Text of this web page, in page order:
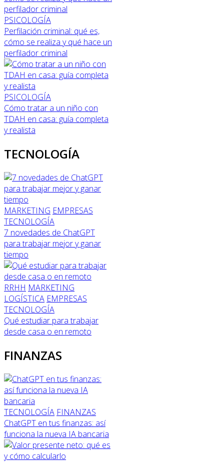
PSICOLOGÍA
Perfilación criminal: qué es,
cómo se realiza y qué hace un
perfilador criminal
PSICOLOGÍA
Cómo tratar a un niño con
TDAH en casa: guía completa
y realista
TECNOLOGÍA
MARKETING EMPRESAS
TECNOLOGÍA
7 novedades de ChatGPT
para trabajar mejor y ganar
tiempo
RRHH MARKETING
LOGÍSTICA EMPRESAS
TECNOLOGÍA
Qué estudiar para trabajar
desde casa o en remoto
FINANZAS
TECNOLOGÍA FINANZAS
ChatGPT en tus finanzas: así
funciona la nueva IA bancaria